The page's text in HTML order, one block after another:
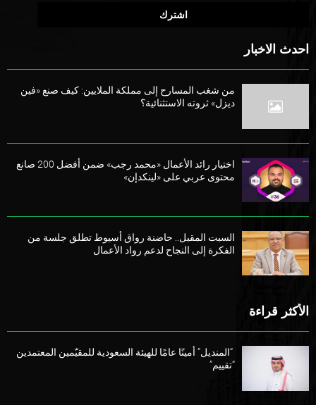
احدث الاخبار
من شغب المسارح إلى مملكة الملايين: كيف صنع «فين
ديزل» ثروته الاستثنائية؟
اختيار رائد الأعمال «محمد رجب» ضمن أفضل 200 صانع
محتوى عربي على «لينكدإن»
السبت المقبل.. حاضنة رواق أسيوط تطلق جلسة من
الفكرة إلى النجاح لدعم رواد الأعمال
الأكثر قراءة
“المنديل” أمينًا عامًا للهيئة السعودية للمقيّمين المعتمدين
“تقييم”